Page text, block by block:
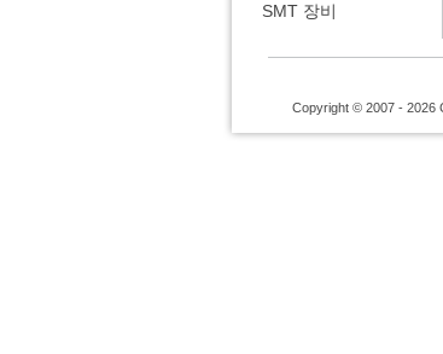
SMT 장비
Copyright © 2007 - 2026